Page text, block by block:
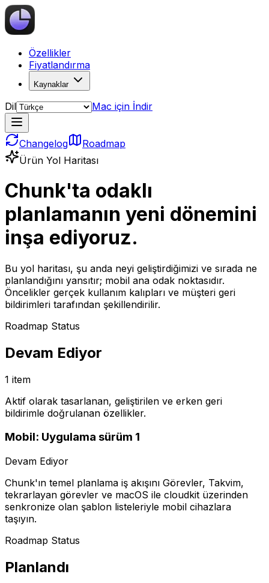
Özellikler
Fiyatlandırma
Kaynaklar
Dil Mac için İndir
Changelog
Roadmap
Ürün Yol Haritası
Chunk'ta odaklı
planlamanın yeni dönemini
inşa ediyoruz.
Bu yol haritası, şu anda neyi geliştirdiğimizi ve sırada ne
planlandığını yansıtır; mobil ana odak noktasıdır.
Öncelikler gerçek kullanım kalıpları ve müşteri geri
bildirimleri tarafından şekillendirilir.
Roadmap Status
Devam Ediyor
1 item
Aktif olarak tasarlanan, geliştirilen ve erken geri
bildirimle doğrulanan özellikler.
Mobil: Uygulama sürüm 1
Devam Ediyor
Chunk'ın temel planlama iş akışını Görevler, Takvim,
tekrarlayan görevler ve macOS ile cloudkit üzerinden
senkronize olan şablon listeleriyle mobil cihazlara
taşıyın.
Roadmap Status
Planlandı